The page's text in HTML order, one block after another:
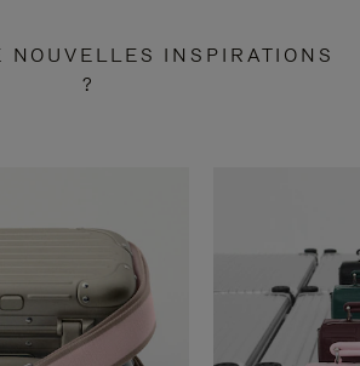
NOUVELLES INSPIRATIONS
?